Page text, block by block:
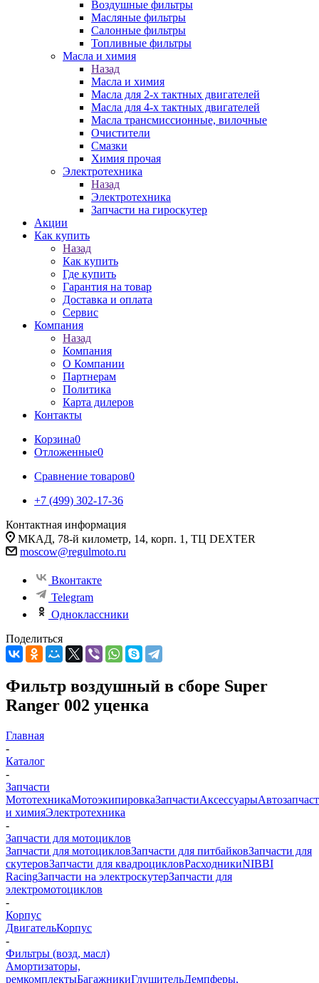
Воздушные фильтры
Масляные фильтры
Салонные фильтры
Топливные фильтры
Масла и химия
Назад
Масла и химия
Масла для 2-х тактных двигателей
Масла для 4-х тактных двигателей
Масла трансмиссионные, вилочные
Очистители
Смазки
Химия прочая
Электротехника
Назад
Электротехника
Запчасти на гироскутер
Акции
Как купить
Назад
Как купить
Где купить
Гарантия на товар
Доставка и оплата
Сервис
Компания
Назад
Компания
О Компании
Партнерам
Политика
Карта дилеров
Контакты
Корзина0
Отложенные0
Сравнение товаров0
+7 (499) 302-17-36
Контактная информация
МКАД, 78-й километр, 14, корп. 1, ТЦ DEXTER
moscow@regulmoto.ru
Вконтакте
Telegram
Одноклассники
Поделиться
Фильтр воздушный в сборе Super
Ranger 002 уценка
Главная
-
Каталог
-
Запчасти
МототехникаМотоэкипировкаЗапчастиАксессуары
и химияЭлектротехника
-
Запчасти для мотоциклов
Запчасти для мотоцикловЗапчасти для питбайковЗапчасти для
скутеровЗапчасти для квадроцикловРасходникиNIBBI
RacingЗапчасти на электроскутерЗапчасти для
электромотоциклов
-
Корпус
ДвигательКорпус
-
Фильтры (возд, масл)
Амортизаторы,
ремкомплектыБагажникиГлушительДемпферы,